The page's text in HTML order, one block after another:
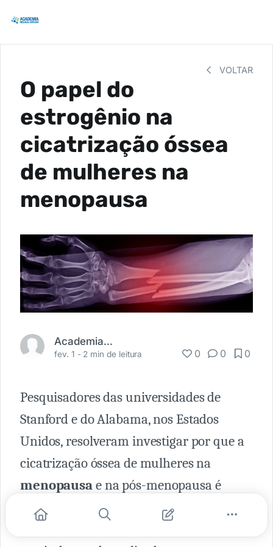
VOLTAR
O papel do
estrogênio na
cicatrização óssea
de mulheres na
menopausa
Academia Médica
fev. 1 - 2 min de leitura 0 0 0
Pesquisadores das universidades de
Stanford e do Alabama, nos Estados
Unidos, resolveram investigar por que a
cicatrização óssea de mulheres na
menopausae na pós-menopausa é
considerada mais lenta. Em artigo